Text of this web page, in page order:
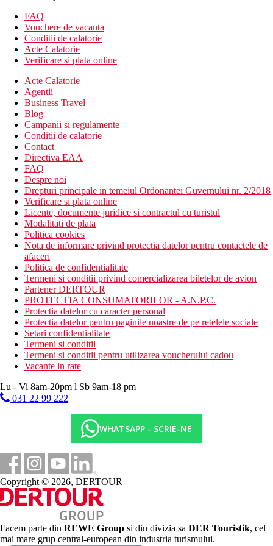
baruri
lobby bar
bar langa piscina
piscina pentru copii: incalzita, in functie de sezon
scaune inalte pentru copii
patut: inclus in pret, la cerere
loc de joaca
Descrierea plajei
plaja cu nisip
Activitati sportive gratuite
minigolf
depozit pentru biciclete
Activitati sportive contra cost
wellness
sauna cu aburi
masaje
tenis
inchiriere de biciclete
jacuzzi
Masa
mic dejun si cina tip bufet
Categoria oficiala
4 stele
Site web
https://www.riu.com/en/hotel/spain/tenerife/hotel-riu-garoe
Distanţe
Distanta pana la plaja
87 km
Distanta de cel mai apropiat aeroport
2 km
Centru turistic
Centrul orasului
FAQ
Vouchere de vacanta
Conditii de calatorie
Acte Calatorie
Verificare si plata online
Acte Calatorie
Agentii
Business Travel
Blog
Campanii si regulamente
Conditii de calatorie
Contact
Directiva EAA
FAQ
Despre noi
Drepturi principale in temeiul Ordonantei Guvernului nr. 2/2018
Verificare si plata online
Licente, documente juridice si contractul cu turistul
Modalitati de plata
Politica cookies
Nota de informare privind protectia datelor pentru contactele de
afaceri
Politica de confidentialitate
Termeni si conditii privind comercializarea biletelor de avion
Partener DERTOUR
PROTECTIA CONSUMATORILOR - A.N.P.C.
Protectia datelor cu caracter personal
Protectia datelor pentru paginile noastre de pe retelele sociale
Setari confidentialitate
Termeni si conditii
Termeni si conditii pentru utilizarea voucherului cadou
Vacante in rate
Lu - Vi 8am-20pm l Sb 9am-18 pm
031 22 99 222
WHATSAPP - SCRIE-NE
Copyright © 2026, DERTOUR
Facem parte din REWE Group si din divizia sa DER Touristik, cel
mai mare grup central-european din industria turismului.